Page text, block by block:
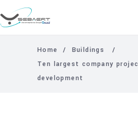
Home / Buildings
/
Ten largest company
development